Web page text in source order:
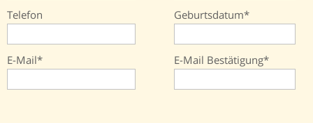
Telefon Geburtsdatum
E-Mail E-Mail Bestätigung